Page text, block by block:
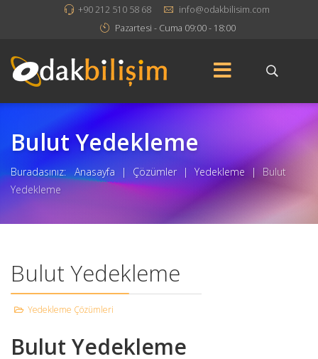
+90 212 510 58 68
info@odakbilisim.com
Pazartesi - Cuma 09:00 - 18:00
Bulut Yedekleme
Buradasınız: Anasayfa | Çözümler | Yedekleme | Bulut
Yedekleme
Bulut Yedekleme
Yedekleme Çözümleri
Bulut Yedekleme